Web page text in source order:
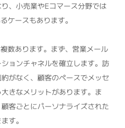
、小売業やEコマース分野では
ケースもあります。
数あります。まず、営業メール
ョンチャネルを確立します。訪
がなく、顧客のペースでメッセ
きなメリットがあります。ま
客ごとにパーソナライズされた
す。